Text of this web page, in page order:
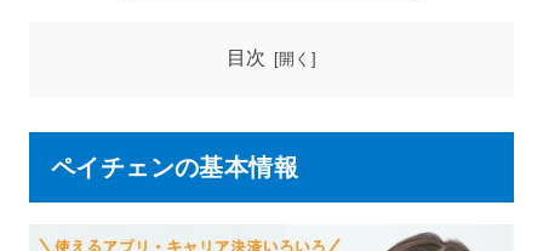
目次
ペイチェンの基本情報